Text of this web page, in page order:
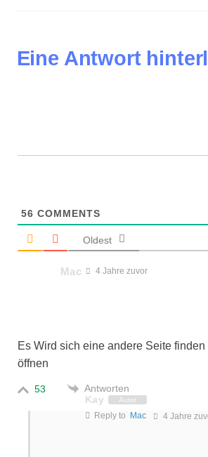
Eine Antwort
56 COMMENTS
Oldest
Mac 4 Jahre zuvor
Es Wird sich eine andere Seite
öffnen
53
Antworten
Kay
Autor
Reply to Mac 4 Jahre